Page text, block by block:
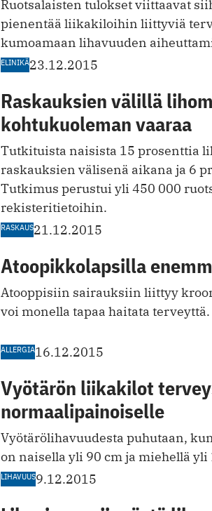
Ruotsalaisten tulokset viittaavat
pienentää liikakiloihin liittyviä
kumoamaan lihavuuden
ELINIKÄ23.12.2015
Raskauksien välillä
kohtukuoleman vaaraa
Tutkituista naisista 15 prosenttia
raskauksien välisenä aikana ja 6
Tutkimus perustui yli 450 000
rekisteritietoihin.
RASKAUS21.12.2015
Atoopikkolapsilla
Atooppisiin sairauksiin liittyy
voi monella tapaa haitata terveyttä.
ALLERGIA16.12.2015
Vyötärön liikakilot
normaalipainoiselle
Vyötärölihavuudesta puhutaan,
on naisella yli 90 cm ja miehellä yli
LIHAVUUS9.12.2015